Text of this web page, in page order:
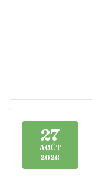
27
AOÛT
2026